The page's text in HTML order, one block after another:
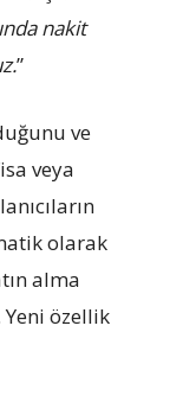
nakit
”
ve
veya
olarak
alma
özellik